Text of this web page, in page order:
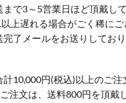
で3～5営業日ほど頂戴し
上遅れる場合がごく稀に
了メールをお送りしており
10,000円(税込)以上のご注
注文は、送料800円を頂戴